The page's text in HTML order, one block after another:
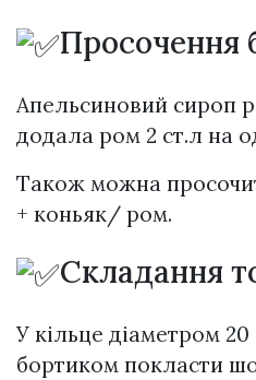
Просочення
Апельсиновий сироп
додала ром 2 ст.л на
Також можна
+ коньяк/ ром.
Складання
У кільце діаметром
бортиком покласти